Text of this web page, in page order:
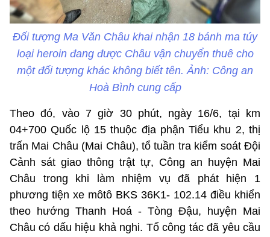
Đối tượng Ma Văn Châu khai nhận 18 bánh ma túy
loại heroin đang được Châu vận chuyển thuê cho
một đối tượng khác không biết tên. Ảnh: Công an
Hoà Bình cung cấp
Theo đó, vào 7 giờ 30 phút, ngày 16/6, tại km
04+700 Quốc lộ 15 thuộc địa phận Tiểu khu 2, thị
trấn Mai Châu (Mai Châu), tổ tuần tra kiểm soát Đội
Cảnh sát giao thông trật tự, Công an huyện Mai
Châu trong khi làm nhiệm vụ đã phát hiện 1
phương tiện xe môtô BKS 36K1- 102.14 điều khiển
theo hướng Thanh Hoá - Tòng Đậu, huyện Mai
Châu có dấu hiệu khả nghi. Tổ công tác đã yêu cầu